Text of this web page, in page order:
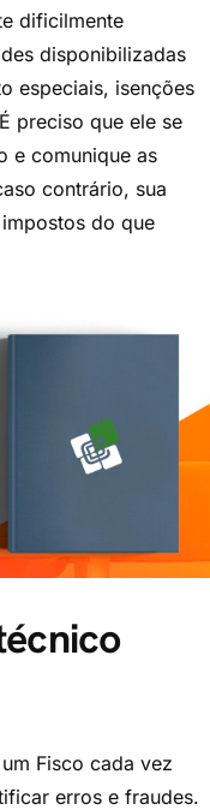
dificilmente
disponibilizadas
especiais, isenções
preciso que ele se
e comunique as
contrário, sua
do que
Fisco cada vez
erros e fraudes.